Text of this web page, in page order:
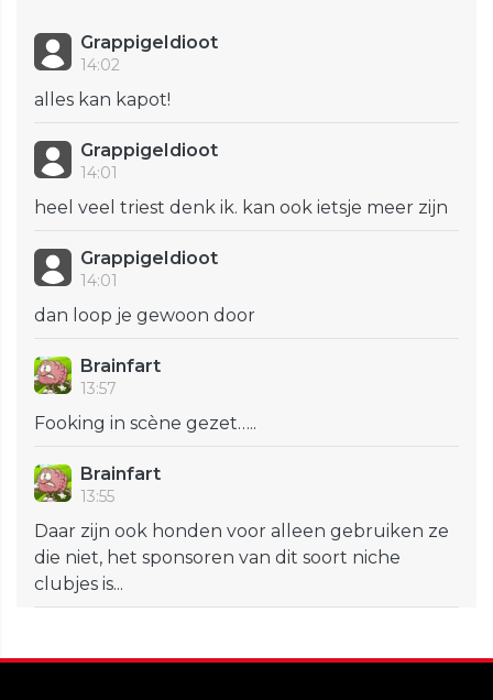
GrappigeIdioot
14:02
alles kan kapot!
GrappigeIdioot
14:01
heel veel triest denk ik. kan ook ietsje meer zijn
GrappigeIdioot
14:01
dan loop je gewoon door
Brainfart
13:57
Fooking in scène gezet…..
Brainfart
13:55
Daar zijn ook honden voor alleen gebruiken ze
die niet, het sponsoren van dit soort niche
clubjes is...